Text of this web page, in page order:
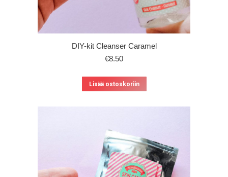
DIY-kit Cleanser Caramel
€8.50
Lisää ostoskoriin